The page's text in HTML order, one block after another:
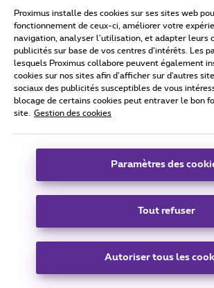
services techniques sont
communs mortels (même si clients
prennent leurs décisions sans
comment et pourquoi, même à
société pour la quelle ils travaillent;
le service mail que Proximus dit
(payants!) est de fiabilité douteuse,
déconseiller si ont veut travailler
Bonne journée à tous ceux qui ont eu la
jusqu’ici, en attendant le retour d’un pilote
Proximus installe des cookies sur ses sites web
fonctionnement de ceux-ci, améliorer votre
navigation, analyser l’utilisation, et adapter leurs
publicités sur base de vos centres d’intérêts. Les
lesquels Proximus collabore peuvent également
cookies sur nos sites afin d’afficher sur d'autres
sociaux des publicités susceptibles de vous
blocage de certains cookies peut entraver le bon
site.
Gestion des cookies
Paramètres des
Tout refuser
Autoriser tous les